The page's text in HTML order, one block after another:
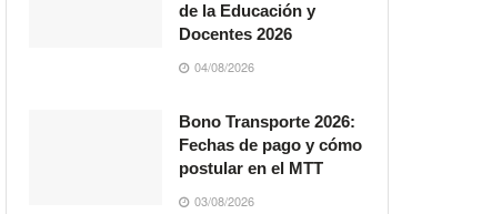
de la Educación y
Docentes 2026
04/08/2026
Bono Transporte 2026:
Fechas de pago y cómo
postular en el MTT
03/08/2026